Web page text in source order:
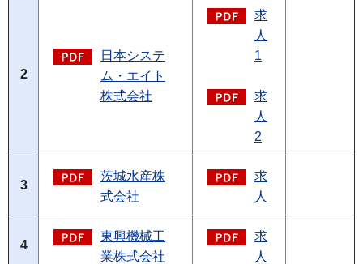
2
日本システ
ム・エイト
株式会社
求
人
1
求
人
2
3
茨城水産株
式会社
求
人
4
東興機械工
業株式会社
求
人